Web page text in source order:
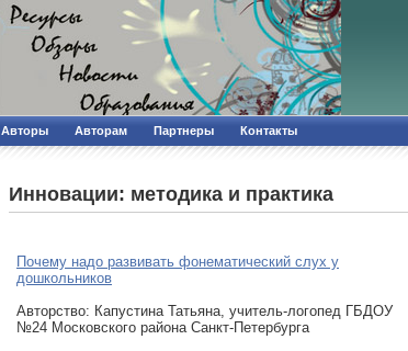
Авторы Авторам Партнеры Контакты
Инновации: методика и практика
Почему надо развивать фонематический слух у
дошкольников
Авторcтво: Капустина Татьяна, учитель-логопед ГБДОУ
№24 Московского района Санкт-Петербурга